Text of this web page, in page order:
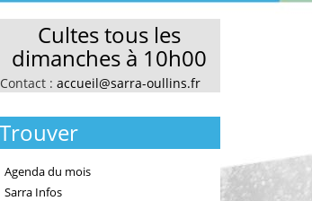
Cultes tous les
dimanches à 10h00
Contact :accueil@sarra-oullins.fr
Trouver
Agenda du mois
Sarra Infos